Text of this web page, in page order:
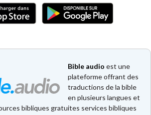
Bible audio est une
plateforme offrant des
traductions de la bible
en plusieurs langues et
bibliques gratuites services bibliques